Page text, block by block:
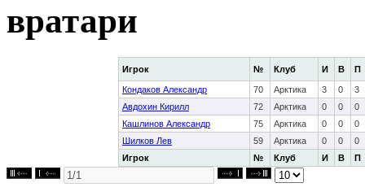
вратари
Игрок № Клуб И В П
Игрок № Клуб И В П
Кондаков Александр 70 Арктика 3 0
3
Авдохин Кирилл
72 Арктика 0 0
0
Кашлинов Александр
75 Арктика 0 0
0
Шилков Лев
59 Арктика 0 0 0